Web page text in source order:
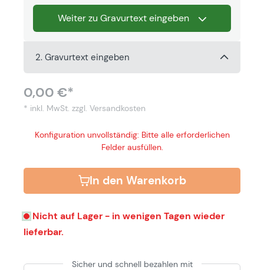
Weiter zu Gravurtext eingeben
2. Gravurtext eingeben
0,00 €*
* inkl. MwSt. zzgl. Versandkosten
Konfiguration unvollständig: Bitte alle erforderlichen
Felder ausfüllen.
In den Warenkorb
Nicht auf Lager - in wenigen Tagen wieder
lieferbar.
Sicher und schnell bezahlen mit